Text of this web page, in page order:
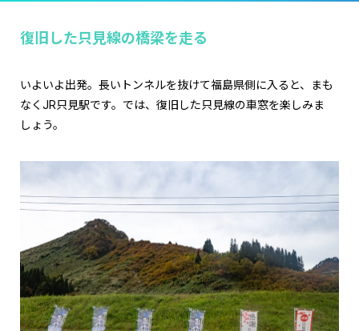
復旧した只見線の橋梁を走る
いよいよ出発。長いトンネルを抜けて福島県側に入ると、まも
なくJR只見駅です。では、復旧した只見線の車窓を楽しみま
しょう。